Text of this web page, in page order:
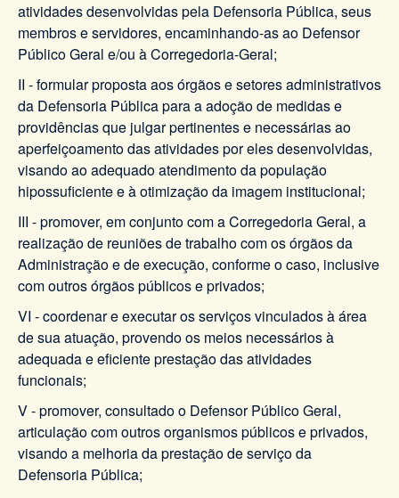
atividades desenvolvidas pela Defensoria Pública, seus
membros e servidores, encaminhando-as ao Defensor
Público Geral e/ou à Corregedoria-Geral;
II - formular proposta aos órgãos e setores administrativos
da Defensoria Pública para a adoção de medidas e
providências que julgar pertinentes e necessárias ao
aperfeiçoamento das atividades por eles desenvolvidas,
visando ao adequado atendimento da população
hipossuficiente e à otimização da imagem institucional;
III - promover, em conjunto com a Corregedoria Geral, a
realização de reuniões de trabalho com os órgãos da
Administração e de execução, conforme o caso, inclusive
com outros órgãos públicos e privados;
VI - coordenar e executar os serviços vinculados à área
de sua atuação, provendo os meios necessários à
adequada e eficiente prestação das atividades
funcionais;
V - promover, consultado o Defensor Público Geral,
articulação com outros organismos públicos e privados,
visando a melhoria da prestação de serviço da
Defensoria Pública;